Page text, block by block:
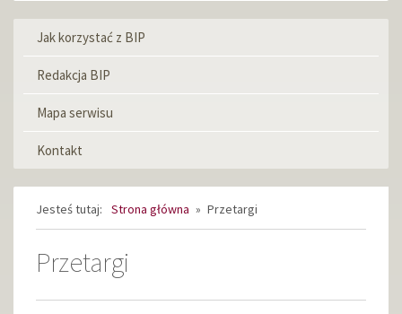
Menu
informacyjne
Jak korzystać z BIP
Redakcja BIP
Mapa serwisu
Kontakt
Jesteś tutaj: Strona główna » Przetargi
Przetargi